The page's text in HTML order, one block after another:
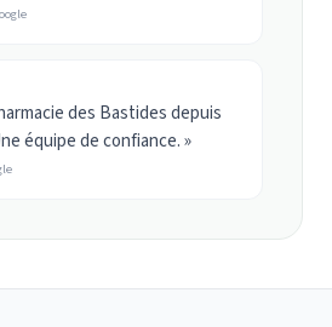
des Bastides depuis
équipe de confiance. »